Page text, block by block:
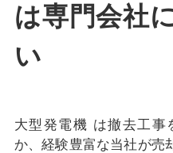
は専門会社
い
大型発電機 は撤去工事
か、経験豊富な当社が売